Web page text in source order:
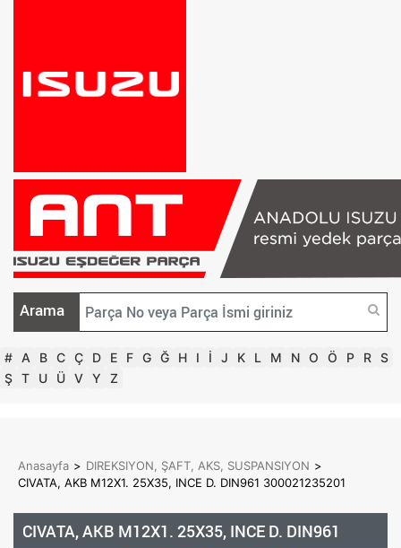
Arama
# A B C Ç D E F G Ğ H I İ J K L M N O Ö P R S
Ş T U Ü V Y Z
Anasayfa > DIREKSIYON, ŞAFT, AKS, SUSPANSIYON >
CIVATA, AKB M12X1. 25X35, INCE D. DIN961 300021235201
CIVATA, AKB M12X1. 25X35, INCE D. DIN961